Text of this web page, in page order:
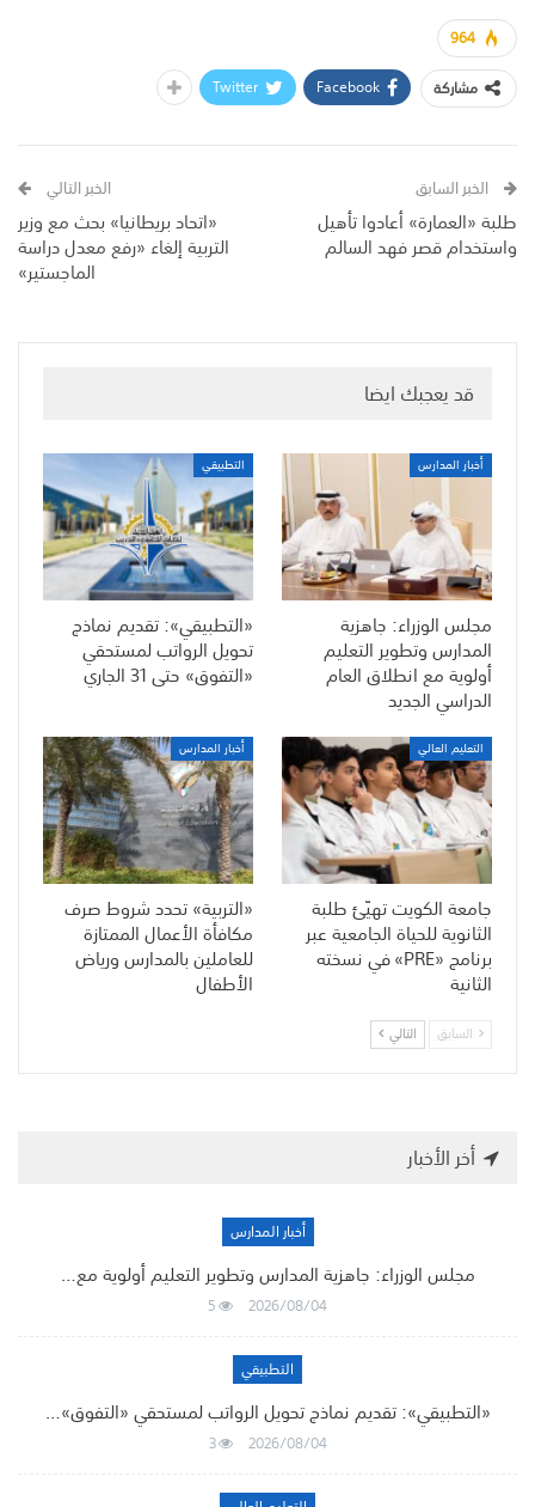
964
مشاركة
Facebook
Twitter
الخبر السابق
طلبة «العمارة» أعادوا تأهيل
واستخدام قصر فهد السالم
الخبر التالي
«اتحاد بريطانيا» بحث مع وزير
التربية إلغاء «رفع معدل دراسة
الماجستير»
قد يعجبك ايضا
أخبار المدارس
مجلس الوزراء: جاهزية
المدارس وتطوير التعليم
أولوية مع انطلاق العام
الدراسي الجديد
التطبيقي
«التطبيقي»: تقديم نماذج
تحويل الرواتب لمستحقي
«التفوق» حتى 31 الجاري
التعليم العالي
جامعة الكويت تهيّئ طلبة
الثانوية للحياة الجامعية عبر
برنامج «PRE» في نسخته
الثانية
أخبار المدارس
«التربية» تحدد شروط صرف
مكافأة الأعمال الممتازة
للعاملين بالمدارس ورياض
الأطفال
السابق التالي
أخر الأخبار
أخبار المدارس
مجلس الوزراء: جاهزية المدارس وتطوير التعليم أولوية مع…
2026/08/04
5
التطبيقي
«التطبيقي»: تقديم نماذج تحويل الرواتب لمستحقي «التفوق»…
2026/08/04
3